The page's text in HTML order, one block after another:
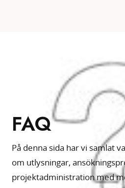
FAQ
På denna sida har vi samlat
om utlysningar,
projektadministration med